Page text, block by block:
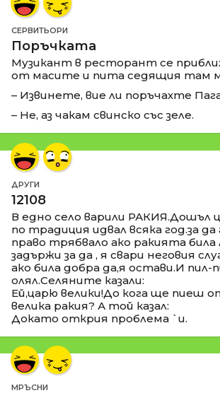
СЕРВИТЬОРИ
Поръчката
Музикант в ресторант се
от масите и пита седящия там
– Извинете, вие ли поръчахте
– Не, аз чакам свинско със зеле.
ДРУГИ
12108
В едно село варили РАКИЯ.Дошъл
по традиция идвал всяка год.за
право трябвало ако ракията била
задържи за да , я свари неговия
ако била добра да,я остави.И пил-
олял.Селяните казали:
Ей,царю велики!До кога ще пиеш
велика ракия? А той казал:
Докато открия проблема `и.
МРЪСНИ